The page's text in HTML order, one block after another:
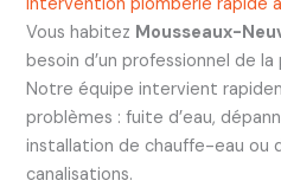
Vous habitez Mousseaux-
besoin d’un professionnel de
Notre équipe intervient
problèmes : fuite d’eau,
installation de chauffe-eau ou
canalisations.